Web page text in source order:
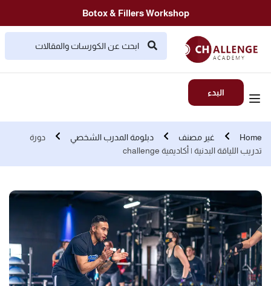
Botox & Fillers Workshop
البدء
Home غير مصنف دبلومة المدرب الشخصي
دورة
تدريب اللياقة البدنية | أكاديمية challenge